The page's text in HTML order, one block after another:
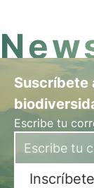
Suscríbete
Escribe tu
Inscríbete